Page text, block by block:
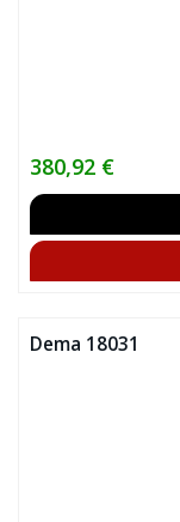
380,92 €
Dema 18031